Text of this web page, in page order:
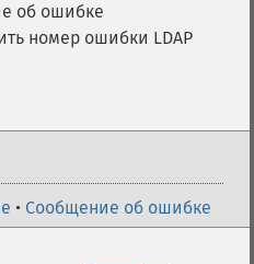
об ошибке
номер ошибки LDAP
• Сообщение об ошибке